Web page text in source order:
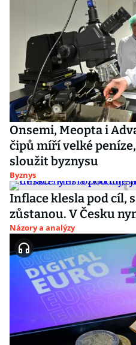
Onsemi, Meopta i
čipů míří velké
sloužit byznysu
Byznys
Inflace klesla pod cíl,
zůstanou. V Česku
Názory a analýzy